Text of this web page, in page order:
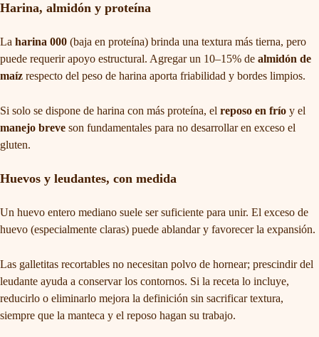
Harina, almidón y proteína
La harina 000 (baja en proteína) brinda una textura más tierna, pero
puede requerir apoyo estructural. Agregar un 10–15% de almidón de
maíz respecto del peso de harina aporta friabilidad y bordes limpios.
Si solo se dispone de harina con más proteína, el reposo en frío y el
manejo breve son fundamentales para no desarrollar en exceso el
gluten.
Huevos y leudantes, con medida
Un huevo entero mediano suele ser suficiente para unir. El exceso de
huevo (especialmente claras) puede ablandar y favorecer la expansión.
Las galletitas recortables no necesitan polvo de hornear; prescindir del
leudante ayuda a conservar los contornos. Si la receta lo incluye,
reducirlo o eliminarlo mejora la definición sin sacrificar textura,
siempre que la manteca y el reposo hagan su trabajo.